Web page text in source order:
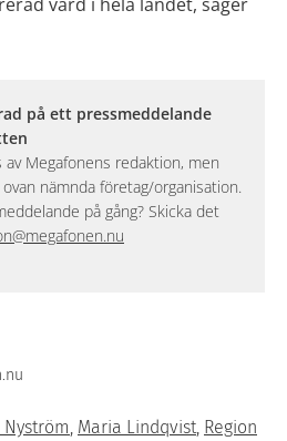
på ett pressmeddelande
Megafonens redaktion, men
nämnda företag/organisation.
på gång? Skicka det
, Maria Lindqvist, Region